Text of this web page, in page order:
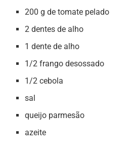
200 g de tomate pelado
2 dentes de alho
1 dente de alho
1/2 frango desossado
1/2 cebola
sal
queijo parmesão
azeite